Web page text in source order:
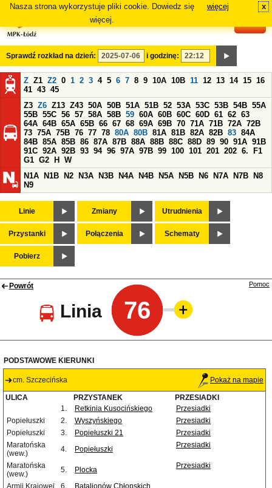
Nasza strona wykorzystuje pliki cookie. Dowiedz się
więcej.
więcej x
Sprawdź rozkład na dzień: i godzinę:
Z Z1 Z2 0 1 2 3 4 5 6 7 8 9 10A 10B 11 12 13 14 15 16
41 43 45
Z3 Z6 Z13 Z43 50A 50B 51A 51B 52 53A 53C 53B 54B 55A
55B 55C 56 57 58A 58B 59 60A 60B 60C 60D 61 62 63
64A 64B 65A 65B 66 67 68 69A 69B 70 71A 71B 72A 72B
73 75A 75B 76 77 78 80A 80B 81A 81B 82A 82B 83 84A
84B 85A 85B 86 87A 87B 88A 88B 88C 88D 89 90 91A 91B
91C 92A 92B 93 94 96 97A 97B 99 100 101 201 202 6.
F1
G1 G2 H
W
N1A
N1B N2 N3A N3B N4A N4B N5A N5B N6 N7A N7B
N8
N9
Linie Zmiany Utrudnienia
Przystanki Połączenia Schematy
Pobierz
Powrót
Linia 76
Pomoc
PODSTAWOWE KIERUNKI
cm. Szczecińska Pokaż na mapie
ULICA PRZYSTANEK
PRZESIADKI
1.
Retkinia Kusocińskiego
Przesiadki
Popiełuszki
2. Wyszyńskiego
Przesiadki
Popiełuszki
3. Popiełuszki 21
Przesiadki
Maratońska
(wew.)
4. Popiełuszki Przesiadki
Maratońska
(wew.)
5. Plocka Przesiadki
Armii Krajowej 6.
Batalionów Chłopskich